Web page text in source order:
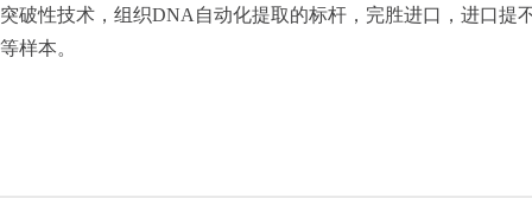
突破性技术，组织DNA自动化提取的标杆，完胜进口，进口
等样本。